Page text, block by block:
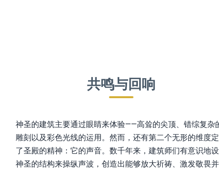
共鸣与回响
神圣的建筑主要通过眼睛来体验——高耸的尖顶、错综复杂
雕刻以及彩色光线的运用。然而，还有第二个无形的维度
了圣殿的精神：它的声音。数千年来，建筑师们有意识地
神圣的结构来操纵声波，创造出能够放大祈祷、激发敬畏